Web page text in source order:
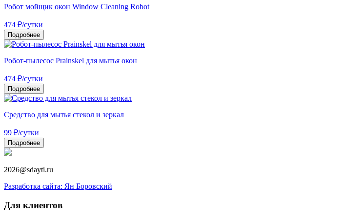
Робот мойщик окон Window Cleaning Robot
474 ₽/сутки
Подробнее
Робот-пылесос Prainskel для мытья окон
474 ₽/сутки
Подробнее
Средство для мытья стекол и зеркал
99 ₽/сутки
Подробнее
2026@sdayti.ru
Разработка сайта: Ян Боровский
Для клиентов